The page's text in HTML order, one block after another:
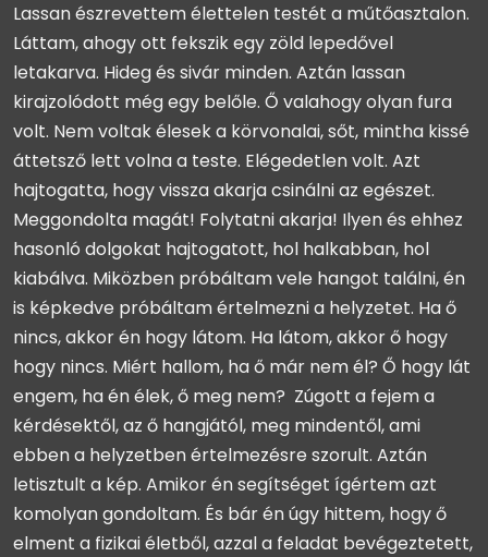
Lassan észrevettem élettelen testét a műtőasztalon.
Láttam, ahogy ott fekszik egy zöld lepedővel
letakarva. Hideg és sivár minden. Aztán lassan
kirajzolódott még egy belőle. Ő valahogy olyan fura
volt. Nem voltak élesek a körvonalai, sőt, mintha kissé
áttetsző lett volna a teste. Elégedetlen volt. Azt
hajtogatta, hogy vissza akarja csinálni az egészet.
Meggondolta magát! Folytatni akarja! Ilyen és ehhez
hasonló dolgokat hajtogatott, hol halkabban, hol
kiabálva. Miközben próbáltam vele hangot találni, én
is képkedve próbáltam értelmezni a helyzetet. Ha ő
nincs, akkor én hogy látom. Ha látom, akkor ő hogy
hogy nincs. Miért hallom, ha ő már nem él? Ő hogy lát
engem, ha én élek, ő meg nem? Zúgott a fejem a
kérdésektől, az ő hangjától, meg mindentől, ami
ebben a helyzetben értelmezésre szorult. Aztán
letisztult a kép. Amikor én segítséget ígértem azt
komolyan gondoltam. És bár én úgy hittem, hogy ő
elment a fizikai életből, azzal a feladat bevégeztetett,